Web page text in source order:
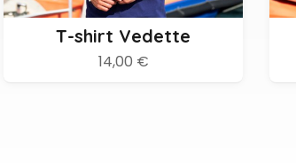
T-shirt Vedette
14,00 €